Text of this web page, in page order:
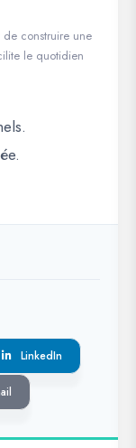
construire une
le quotidien
LinkedIn